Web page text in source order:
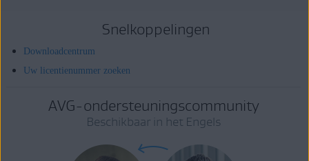
Snelkoppelingen
Downloadcentrum
Uw licentienummer zoeken
AVG-ondersteuningscommunity
Beschikbaar in het Engels